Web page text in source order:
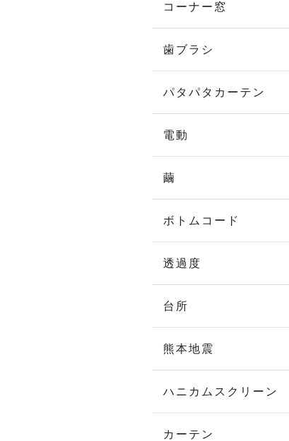
コーナー窓
歯ブラシ
パタパタカーテン
電動
繭
ボトムコード
透過度
台所
熊本地震
ハニカムスクリーン
カーテン